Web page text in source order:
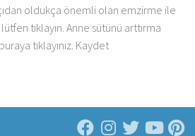
oldukça önemli olan emzirme ile
tıklayın. Anne sütünü arttırma
tıklayınız. Kaydet